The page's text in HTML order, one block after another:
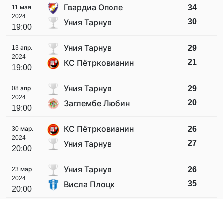
11 мая
2024
19:00
Гвардиа Ополе
Уния Тарнув
34
30
13 апр.
2024
19:00
Уния Тарнув
КС Пётрковианин
29
21
08 апр.
2024
19:00
Уния Тарнув
Заглембе Любин
29
20
30 мар.
2024
20:00
КС Пётрковианин
Уния Тарнув
26
27
23 мар.
2024
20:00
Уния Тарнув
Висла Плоцк
26
35